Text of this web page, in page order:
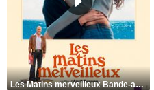
Les Matins merveilleux Bande-annonce VF